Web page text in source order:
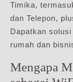
Timika,
dan Telepon,
Dapatkan
rumah dan
Mengapa